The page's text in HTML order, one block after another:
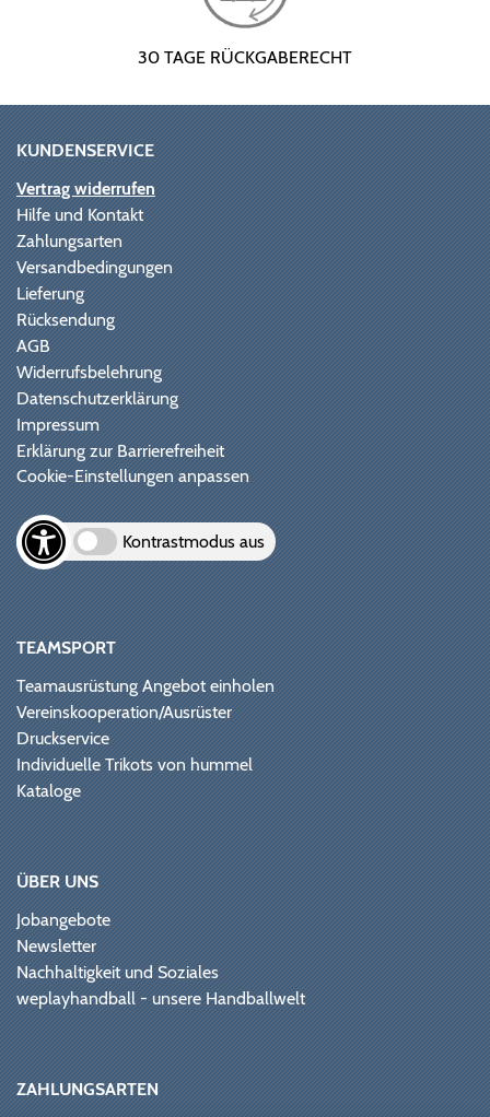
30 TAGE RÜCKGABERECHT
KUNDENSERVICE
Vertrag widerrufen
Hilfe und Kontakt
Zahlungsarten
Versandbedingungen
Lieferung
Rücksendung
AGB
Widerrufsbelehrung
Datenschutzerklärung
Impressum
Erklärung zur Barrierefreiheit
Cookie-Einstellungen anpassen
Kontrastmodus aus
TEAMSPORT
Teamausrüstung Angebot einholen
Vereinskooperation/Ausrüster
Druckservice
Individuelle Trikots von hummel
Kataloge
ÜBER UNS
Jobangebote
Newsletter
Nachhaltigkeit und Soziales
weplayhandball - unsere Handballwelt
ZAHLUNGSARTEN